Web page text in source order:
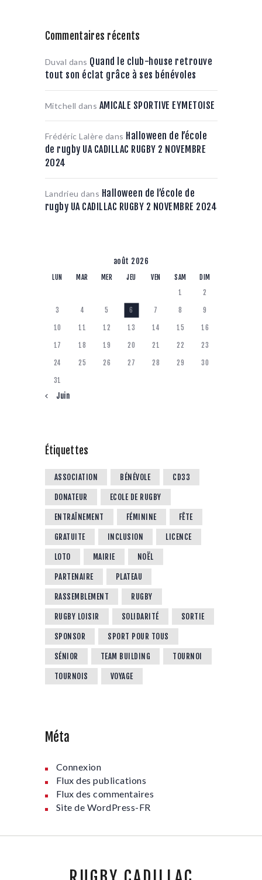
Commentaires récents
Duval dans Quand le club-house retrouve
tout son éclat grâce à ses bénévoles
Mitchell dans AMICALE SPORTIVE EYMETOISE
Frédéric Lalère dans Halloween de l’école
de rugby UA CADILLAC RUGBY 2 NOVEMBRE
2024
Landrieu dans Halloween de l’école de
rugby UA CADILLAC RUGBY 2 NOVEMBRE 2024
août 2026
LUN MAR MER JEU VEN SAM
DIM
1
2
3 4 5 6 7 8 9
10 11 12 13 14 15 16
17 18 19 20 21 22 23
24 25 26 27 28 29 30
31
« Juin
Étiquettes
ASSOCIATION BÉNÉVOLE CD33
DONATEUR ECOLE DE RUGBY
ENTRAÎNEMENT FÉMININE FÊTE
GRATUITE INCLUSION LICENCE
LOTO MAIRIE NOËL
PARTENAIRE PLATEAU
RASSEMBLEMENT RUGBY
RUGBY LOISIR SOLIDARITÉ SORTIE
SPONSOR SPORT POUR TOUS
SÉNIOR TEAM BUILDING TOURNOI
TOURNOIS VOYAGE
Méta
Connexion
Flux des publications
Flux des commentaires
Site de WordPress-FR